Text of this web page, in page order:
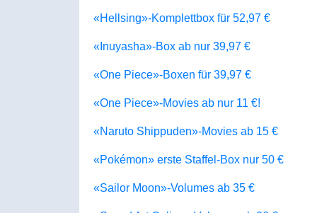
«Hellsing»-Komplettbox für 52,97 €
«Inuyasha»-Box ab nur 39,97 €
«One Piece»-Boxen für 39,97 €
«One Piece»-Movies ab nur 11 €!
«Naruto Shippuden»-Movies ab 15 €
«Pokémon» erste Staffel-Box nur 50 €
«Sailor Moon»-Volumes ab 35 €